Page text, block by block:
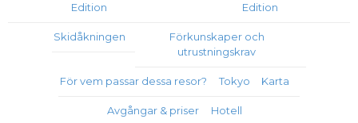
Edition
Edition
Skidåkningen
Förkunskaper och
utrustningskrav
För vem passar dessa resor? Tokyo Karta
Avgångar & priser Hotell